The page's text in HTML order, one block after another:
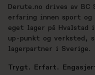
Derute.no drives av BC
erfaring innen sport
eget lager på Hvalstad
up-punkt og verksted,
lagerpartner i Sverige.
Trygt. Erfart.